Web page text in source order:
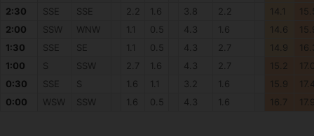
2:30
SSE SSE 2.2 1.6 3.8 2.2 14.1
2:00
SSW WNW 1.1 0.5 4.3 1.6 14.6
1:30
SSE SE 1.1 0.5 4.3 2.7 14.9
1:00
S SSW 2.7 1.6 4.3 2.7 15.2
0:30
SSE S 1.6 1.1 3.2 1.6 15.9
0:00
WSW SSW 1.6 0.5 4.3 1.6 16.7